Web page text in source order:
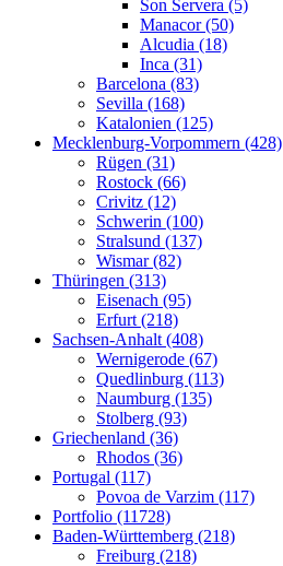
Son Servera (5)
Manacor (50)
Alcudia (18)
Inca (31)
Barcelona (83)
Sevilla (168)
Katalonien (125)
Mecklenburg-Vorpommern (428)
Rügen (31)
Rostock (66)
Crivitz (12)
Schwerin (100)
Stralsund (137)
Wismar (82)
Thüringen (313)
Eisenach (95)
Erfurt (218)
Sachsen-Anhalt (408)
Wernigerode (67)
Quedlinburg (113)
Naumburg (135)
Stolberg (93)
Griechenland (36)
Rhodos (36)
Portugal (117)
Povoa de Varzim (117)
Portfolio (11728)
Baden-Württemberg (218)
Freiburg (218)